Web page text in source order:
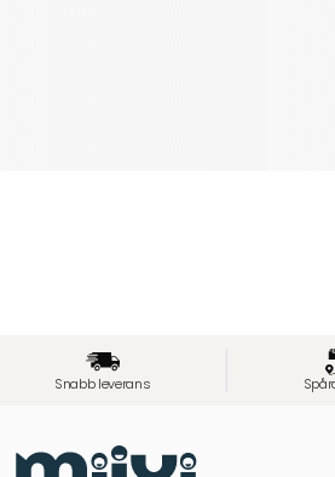
Snabb leverans